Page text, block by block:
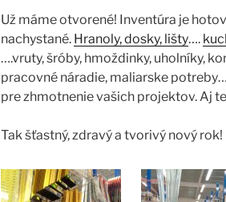
Už máme otvorené! Inventúra je
nachystané. Hranoly, dosky, lišty….
….vruty, šróby, hmoždinky, uholníky,
pracovné náradie, maliarske
pre zhmotnenie vašich projektov. Aj
Tak šťastný, zdravý a tvorivý nový rok!